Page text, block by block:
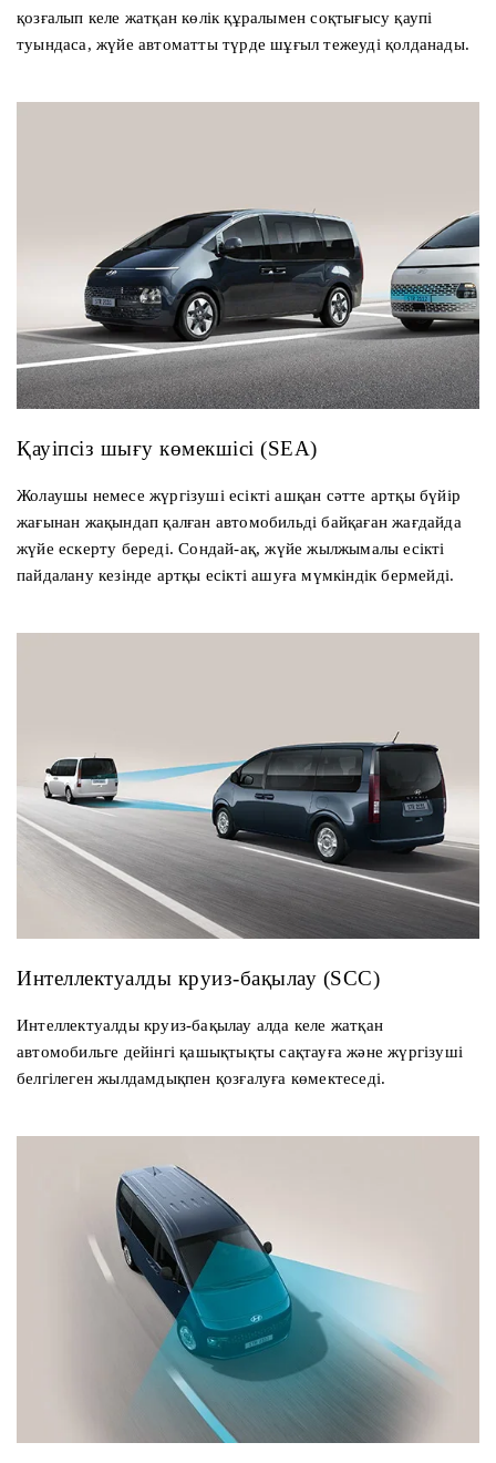
қозғалып келе жатқан көлік құралымен соқтығысу қаупі
туындаса, жүйе автоматты түрде шұғыл тежеуді қолданады.
Қауіпсіз шығу көмекшісі (SEA)
Жолаушы немесе жүргізуші есікті ашқан сәтте артқы бүйір
жағынан жақындап қалған автомобильді байқаған жағдайда
жүйе ескерту береді. Сондай-ақ, жүйе жылжымалы есікті
пайдалану кезінде артқы есікті ашуға мүмкіндік бермейді.
Интеллектуалды круиз-бақылау (SCC)
Интеллектуалды круиз-бақылау алда келе жатқан
автомобильге дейінгі қашықтықты сақтауға және жүргізуші
белгілеген жылдамдықпен қозғалуға көмектеседі.